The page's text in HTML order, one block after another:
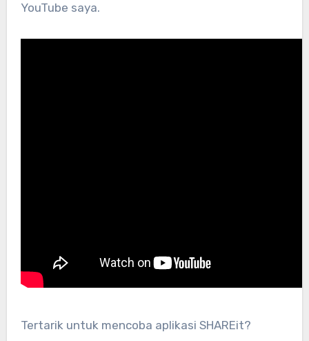
YouTube saya.
Tertarik untuk mencoba aplikasi SHAREit?